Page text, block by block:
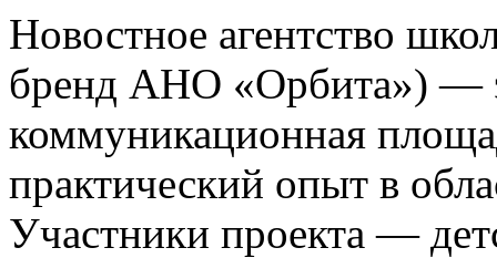
Новостное агентство
бренд АНО «Орбита») —
коммуникационная
практический опыт в
Участники проекта —